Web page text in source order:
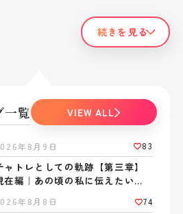
」
からです。
ガティブな要素は、
気が出る可能性があり、メリットとな
続きを見る
一覧 VIEW ALL
年8月9日 83
ャトレとしての軌跡【第三章】
在編｜あの頃の私に伝えたいこ
年8月8日 74